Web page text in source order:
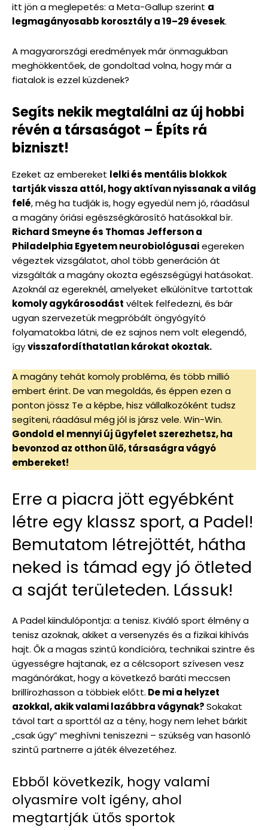
itt jön a meglepetés: a Meta-Gallup szerint a
legmagányosabb korosztály a 19–29 évesek.
A magyarországi eredmények már önmagukban
meghökkentőek, de gondoltad volna, hogy már a
fiatalok is ezzel küzdenek?
Segíts nekik megtalálni az új hobbi
révén a társaságot – Építs rá
bizniszt!
Ezeket az embereket lelki és mentális blokkok
tartják vissza attól, hogy aktívan nyissanak a világ
felé, még ha tudják is, hogy egyedül nem jó, ráadásul
a magány óriási egészségkárosító hatásokkal bír.
Richard Smeyne és Thomas Jefferson a
Philadelphia Egyetem neurobiológusaiegereken
végeztek vizsgálatot, ahol több generáción át
vizsgálták a magány okozta egészségügyi hatásokat.
Azoknál az egereknél, amelyeket elkülönítve tartottak
komoly agykárosodást véltek felfedezni, és bár
ugyan szervezetük megpróbált öngyógyító
folyamatokba látni, de ez sajnos nem volt elegendő,
ígyvisszafordíthatatlan károkat okoztak.
A magány tehát komoly probléma, és több millió
embert érint. De van megoldás, és éppen ezen a
ponton jössz Te a képbe, hisz vállalkozóként tudsz
segíteni, ráadásul még jól is jársz vele. Win-Win.
Gondold el mennyi új ügyfelet szerezhetsz, ha
bevonzod az otthon ülő, társaságra vágyó
embereket!
Erre a piacra jött egyébként
létre egy klassz sport, a Padel!
Bemutatom létrejöttét, hátha
neked is támad egy jó ötleted
a saját területeden. Lássuk!
A Padel kiindulópontja: a tenisz. Kiváló sport élmény a
tenisz azoknak, akiket a versenyzés és a fizikai kihívás
hajt. Ők a magas szintű kondícióra, technikai szintre és
ügyességre hajtanak, ez a célcsoport szívesen vesz
magánórákat, hogy a következő baráti meccsen
brillírozhasson a többiek előtt. De mi a helyzet
azokkal, akik valami lazábbra vágynak?Sokakat
távol tart a sporttól az a tény, hogy nem lehet bárkit
„csak úgy” meghívni teniszezni – szükség van hasonló
szintű partnerre a játék élvezetéhez.
Ebből következik, hogy valami
olyasmire volt igény, ahol
megtartják ütős sportok